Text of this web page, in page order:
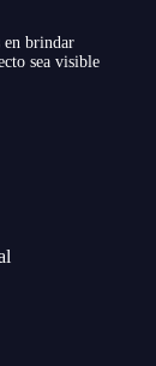
en brindar
sea visible